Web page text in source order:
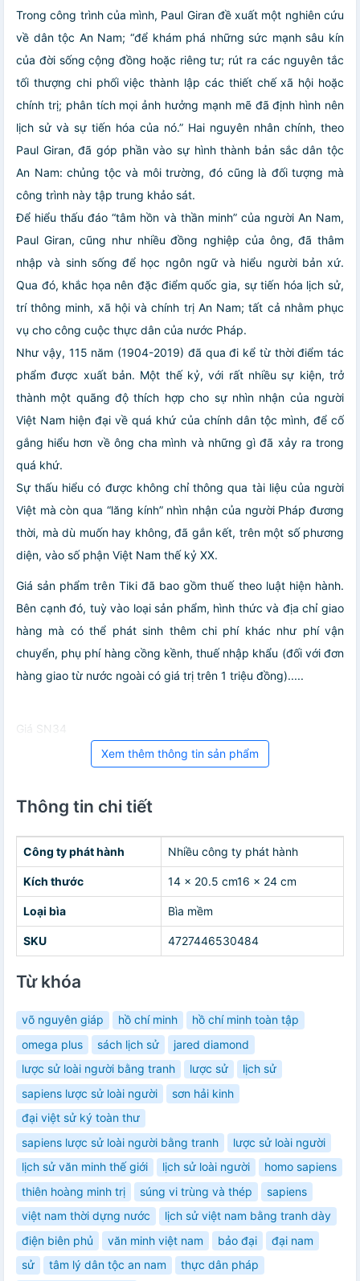
Trong công trình của mình, Paul Giran đề xuất một nghiên cứu
về dân tộc An Nam; “để khám phá những sức mạnh sâu kín
của đời sống cộng đồng hoặc riêng tư; rút ra các nguyên tắc
tối thượng chi phối việc thành lập các thiết chế xã hội hoặc
chính trị; phân tích mọi ảnh hưởng mạnh mẽ đã định hình nên
lịch sử và sự tiến hóa của nó.” Hai nguyên nhân chính, theo
Paul Giran, đã góp phần vào sự hình thành bản sắc dân tộc
An Nam: chủng tộc và môi trường, đó cũng là đối tượng mà
công trình này tập trung khảo sát.
Để hiểu thấu đáo “tâm hồn và thần minh” của người An Nam,
Paul Giran, cũng như nhiều đồng nghiệp của ông, đã thâm
nhập và sinh sống để học ngôn ngữ và hiểu người bản xứ.
Qua đó, khắc họa nên đặc điểm quốc gia, sự tiến hóa lịch sử,
trí thông minh, xã hội và chính trị An Nam; tất cả nhằm phục
vụ cho công cuộc thực dân của nước Pháp.
Như vậy, 115 năm (1904-2019) đã qua đi kể từ thời điểm tác
phẩm được xuất bản. Một thế kỷ, với rất nhiều sự kiện, trở
thành một quãng độ thích hợp cho sự nhìn nhận của người
Việt Nam hiện đại về quá khứ của chính dân tộc mình, để cố
gắng hiểu hơn về ông cha mình và những gì đã xảy ra trong
quá khứ.
Sự thấu hiểu có được không chỉ thông qua tài liệu của người
Việt mà còn qua “lăng kính” nhìn nhận của người Pháp đương
thời, mà dù muốn hay không, đã gắn kết, trên một số phương
diện, vào số phận Việt Nam thế kỷ XX.
Giá sản phẩm trên Tiki đã bao gồm thuế theo luật hiện hành.
Bên cạnh đó, tuỳ vào loại sản phẩm, hình thức và địa chỉ giao
hàng mà có thể phát sinh thêm chi phí khác như phí vận
chuyển, phụ phí hàng cồng kềnh, thuế nhập khẩu (đối với đơn
hàng giao từ nước ngoài có giá trị trên 1 triệu đồng).....
Giá SN34
Xem thêm thông tin sản phẩm
Thông tin chi tiết
Công ty phát hành Nhiều công ty phát hành
Kích thước 14 x 20.5 cm16 x 24 cm
Loại bìa Bìa mềm
SKU 4727446530484
Từ khóa
võ nguyên giáp hồ chí minh
hồ chí minh toàn tập
omega plus
sách lịch sử
jared diamond
lược sử loài người bằng tranh
lược sử
lịch sử
sapiens lược sử loài người
sơn hải kinh
đại việt sử ký toàn thư
sapiens lược sử loài người bằng tranh
lược sử loài người
lịch sử văn minh thế giới
lịch sử loài người
homo sapiens
thiên hoàng minh trị
súng vi trùng và thép
sapiens
việt nam thời dựng nước
lịch sử việt nam bằng tranh dày
điện biên phủ
văn minh việt nam bảo đại
đại nam
sử
tâm lý dân tộc an nam
thực dân pháp